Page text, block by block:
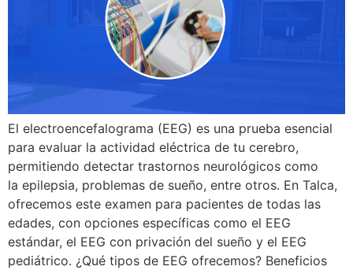
El electroencefalograma (EEG) es una prueba esencial
para evaluar la actividad eléctrica de tu cerebro,
permitiendo detectar trastornos neurológicos como
la epilepsia, problemas de sueño, entre otros. En Talca,
ofrecemos este examen para pacientes de todas las
edades, con opciones específicas como el EEG
estándar, el EEG con privación del sueño y el EEG
pediátrico. ¿Qué tipos de EEG ofrecemos? Beneficios